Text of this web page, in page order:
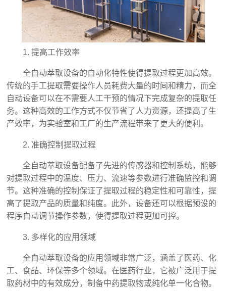
1. 提高工作效率
全自动萃取设备的自动化特性使得提取过程更加高效。
传统的手工提取需要操作人员耗费大量的时间和精力，而全
自动设备可以在不需要人工干预的情况下完成复杂的提取任
务。这种高效的工作方式不仅节省了人力资源，还提高了生
产效率，为实验室和工厂的生产流程带来了更大的便利。
2. 准确控制提取过程
全自动萃取设备配备了先进的传感器和控制系统，能够
对提取过程中的温度、压力、流速等参数进行准确监控和调
节。这种准确的控制保证了提取过程的稳定性和可靠性，提
高了提取产品的质量和纯度。此外，设备还可以根据预设的
程序自动调节操作参数，使得提取过程更加可控。
3. 多样化的应用领域
全自动萃取设备的应用领域非常广泛，涵盖了医药、化
工、食品、环保等多个领域。在医药行业，它被广泛用于提
取药材中的有效成分，制备中药提取物或纯化单一化合物。